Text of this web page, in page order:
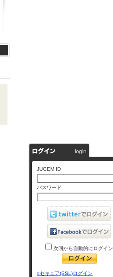
JUGEM ID
パスワード
次回から自動的にログイン
»セキュア(SSL)ログイン